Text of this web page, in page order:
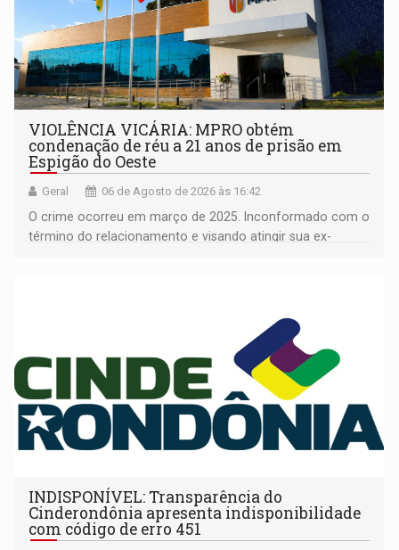
VIOLÊNCIA VICÁRIA: MPRO obtém
condenação de réu a 21 anos de prisão em
Espigão do Oeste
Geral 06 de Agosto de 2026 às 16:42
O crime ocorreu em março de 2025. Inconformado com o
término do relacionamento e visando atingir sua ex-
INDISPONÍVEL: Transparência do
Cinderondônia apresenta indisponibilidade
com código de erro 451